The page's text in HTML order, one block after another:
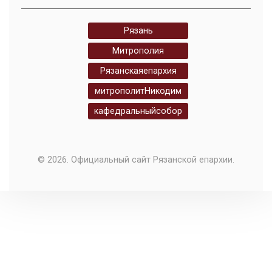
Рязань
Митрополия
Рязанскаяепархия
митрополитНикодим
кафедральныйсобор
© 2026. Официальный сайт Рязанской епархии.